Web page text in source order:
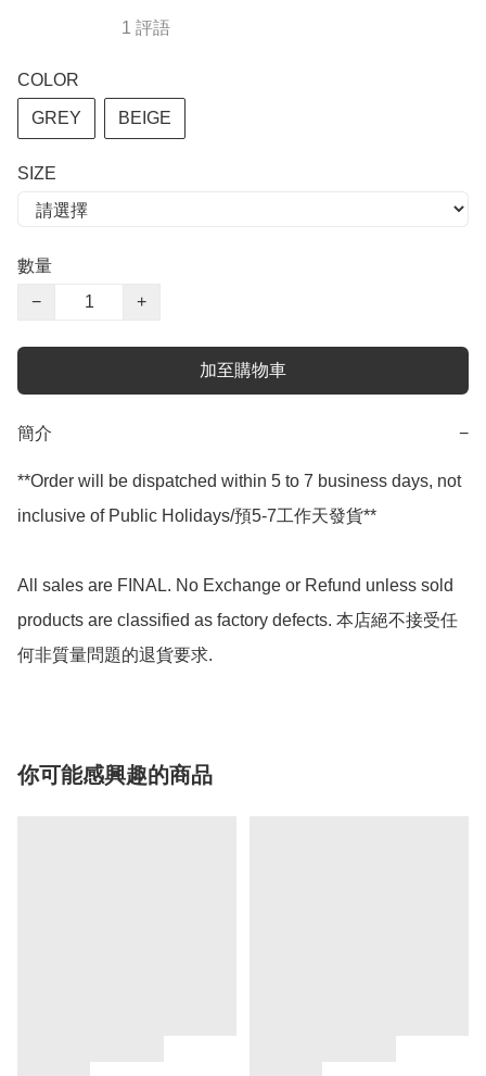
1 評語
COLOR
GREY BEIGE
SIZE
數量
−
+
加至購物車
簡介 −
**Order will be dispatched within 5 to 7 business days, not
inclusive of Public Holidays/預5-7工作天發貨**
All sales are FINAL. No Exchange or Refund unless sold
products are classified as factory defects. 本店絕不接受任
何非質量問題的退貨要求.
你可能感興趣的商品